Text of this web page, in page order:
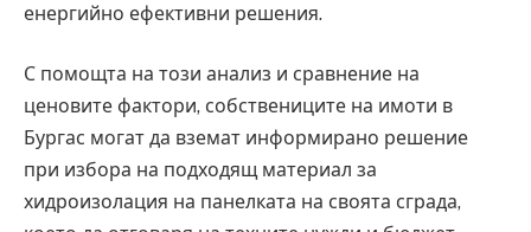
енергийно ефективни решения.
С помощта на този анализ и сравнение на
ценовите фактори, собствениците на имоти в
Бургас могат да вземат информирано решение
при избора на подходящ материал за
хидроизолация на панелката на своята сграда,